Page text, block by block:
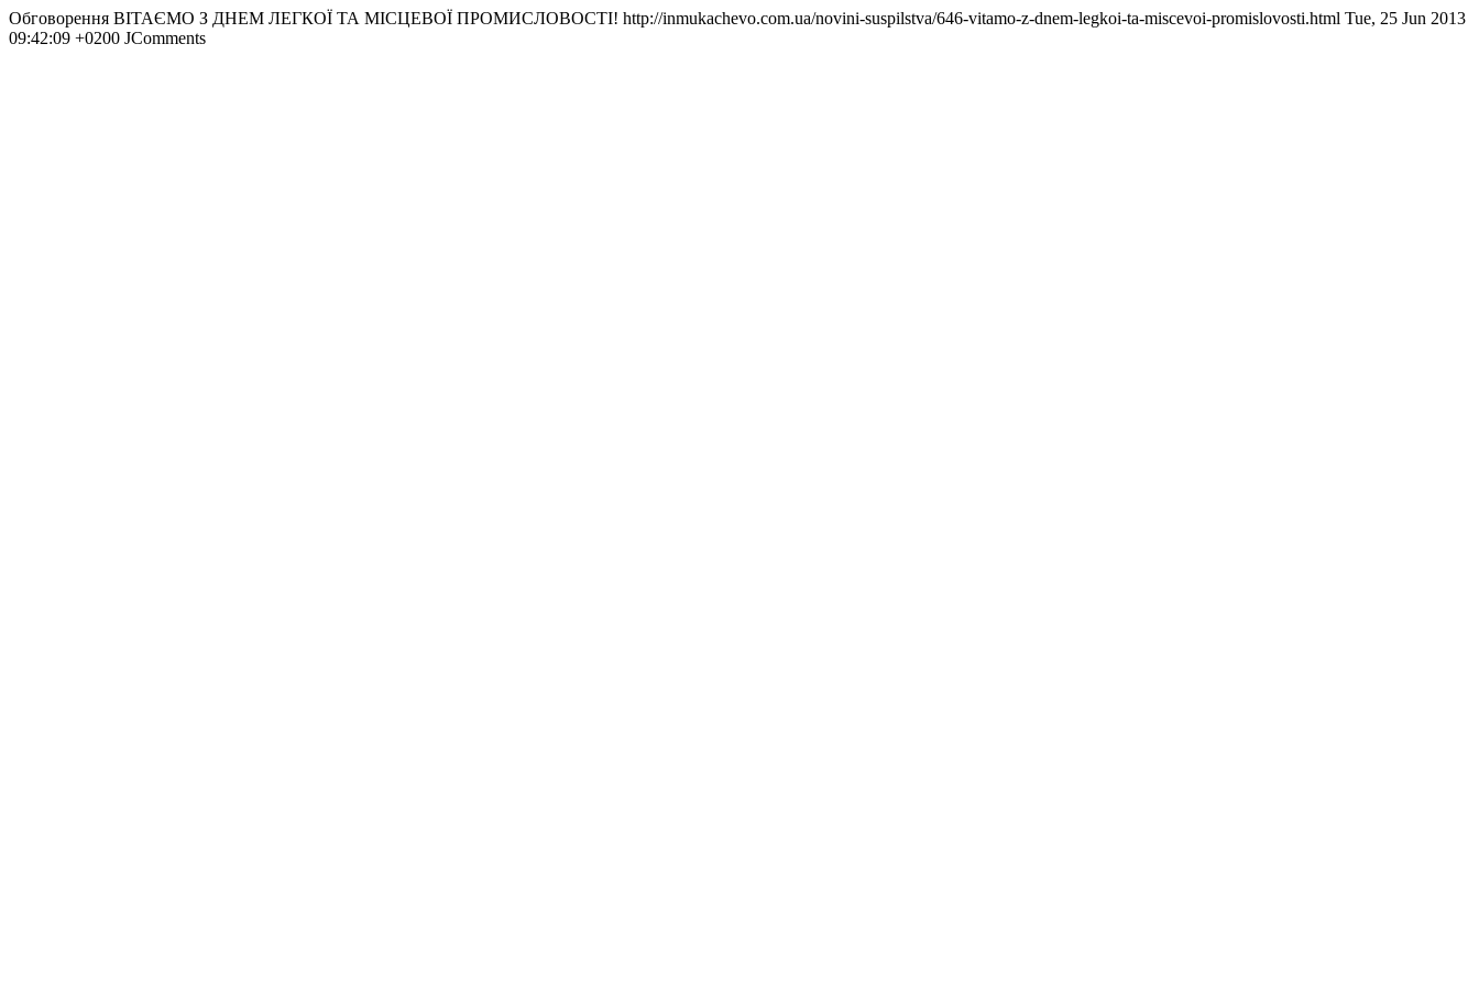
Обговорення ВІТАЄМО З ДНЕМ ЛЕГКОЇ ТА МІСЦЕВОЇ ПРОМИСЛОВОСТІ! http://inmukachevo.com.ua/novini-suspilstva/646-vitamo-z-dnem-legkoi-ta-miscevoi-promislovosti.html Tue, 25 Jun 2013
09:42:09 +0200 JComments